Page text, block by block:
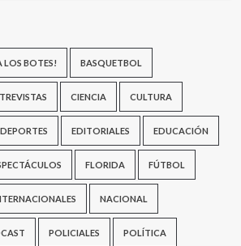
LOS BOTES! BASQUETBOL
CIENCIA CULTURA
DEPORTES EDITORIALES EDUCACIÓN
FLORIDA FÚTBOL
NACIONAL
POLICIALES POLÍTICA